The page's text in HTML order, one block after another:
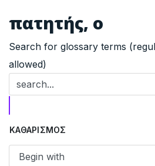
πατητής, ο
Search for glossary terms
allowed)